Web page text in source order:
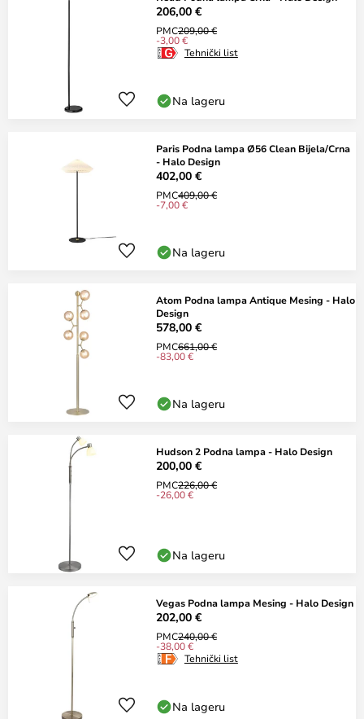
206,00 €
PMC209,00 €
-3,00 €
Tehnički list
Na lageru
Paris Podna lampa Ø56 Clean Bijela/Crna
- Halo Design
402,00 €
PMC409,00 €
-7,00 €
Na lageru
Atom Podna lampa Antique Mesing - Halo
Design
578,00 €
PMC661,00 €
-83,00 €
Na lageru
Hudson 2 Podna lampa - Halo Design
200,00 €
PMC226,00 €
-26,00 €
Na lageru
Vegas Podna lampa Mesing - Halo Design
202,00 €
PMC240,00 €
-38,00 €
Tehnički list
Na lageru